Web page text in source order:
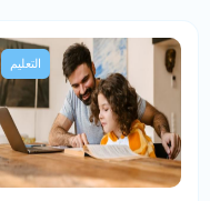
التعليم